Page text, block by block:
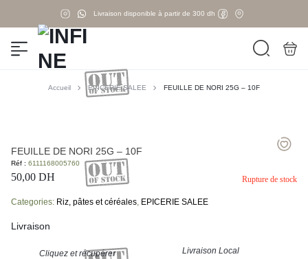
Livraison disponible à partir de 300 dh
Accueil EPICERIE SALEE FEUILLE DE NORI 25G – 10F
FEUILLE DE NORI 25G – 10F
Réf : 6111168005760
50,00 DH Rupture de stock
Categories: Riz, pâtes et céréales, EPICERIE SALEE
Livraison
Cliquez et récupérer Livraison Local